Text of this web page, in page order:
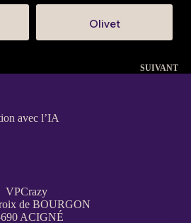
Olivet
SUIVANT
avec l’IA
VPCrazy
de BOURGON
ACIGNÉ